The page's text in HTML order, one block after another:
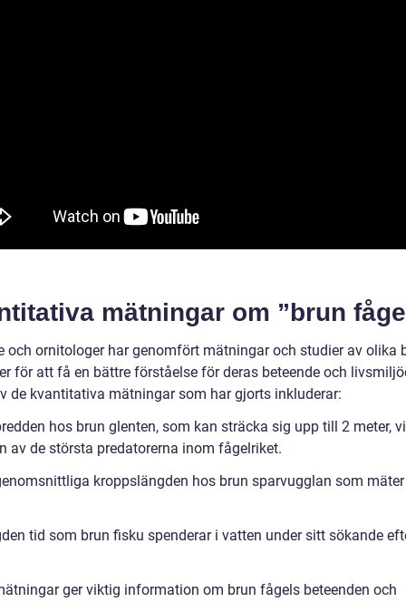
mätningar om ”brun
och ornitologer har genomfört mätningar och studier av olika
för att få en bättre förståelse för deras beteende och
de kvantitativa mätningar som har gjorts inkluderar:
hos brun glenten, som kan sträcka sig upp till 2 meter,
av de största predatorerna inom fågelriket.
kroppslängden hos brun sparvugglan som
tid som brun fisku spenderar i vatten under sitt sökande
ger viktig information om brun fågels beteenden och